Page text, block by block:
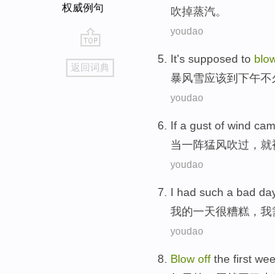
权威例句
go
top
返回词典
吹掉蒸汽。
youdao
It's supposed to
暴风雪应该到下午不
youdao
If a gust of wind
当一阵猛风吹过， 就
youdao
I had such a bad
我的一天很糟糕 ，我
youdao
Blow off the first